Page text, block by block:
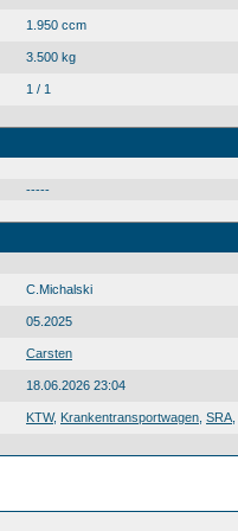
1.950 ccm
3.500 kg
1 / 1
-----
C.Michalski
05.2025
Carsten
18.06.2026 23:04
KTW, Krankentransportwagen SRA